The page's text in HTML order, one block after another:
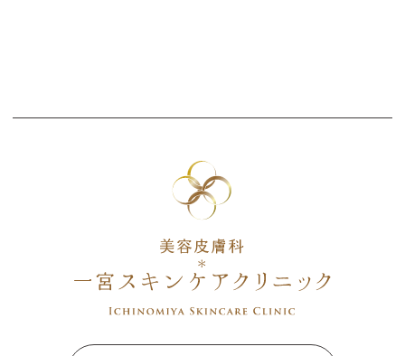
・バランスの良い食事や適度な運動を併
せて行うことで、より効果が期待できま